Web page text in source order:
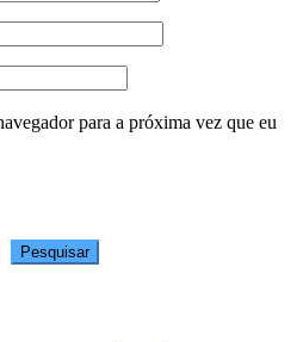
para a próxima vez que eu
Pesquisar